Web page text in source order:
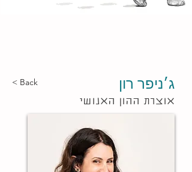
< Back ג׳ניפר רון
אוצרת ההון האנושי